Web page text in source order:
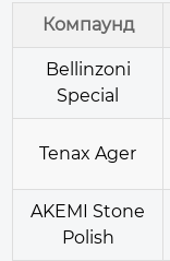
Компаунд
Bellinzoni
Special
Tenax Ager
AKEMI Stone
Polish